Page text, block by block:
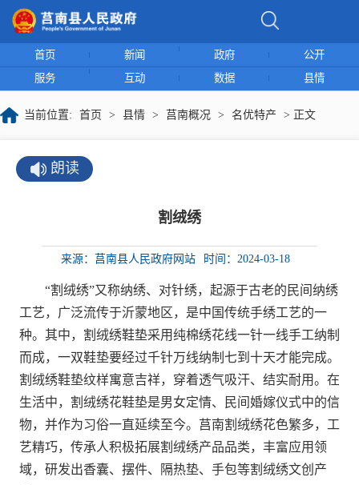
首页 新闻 政府
公开
服务
互动 数据 县情
当前位置: 首页 > 县情 > 莒南概况 > 名优特产 > 正文
朗读
割绒绣
来源：莒南县人民政府网站 时间：2024-03-18
“割绒绣”又称纳绣、对针绣，起源于古老的民间纳绣
工艺，广泛流传于沂蒙地区，是中国传统手绣工艺的一
种。其中，割绒绣鞋垫采用纯棉绣花线一针一线手工纳制
而成，一双鞋垫要经过千针万线纳制七到十天才能完成。
割绒绣鞋垫纹样寓意吉祥，穿着透气吸汗、结实耐用。在
生活中，割绒绣花鞋垫是男女定情、民间婚嫁仪式中的信
物，并作为习俗一直延续至今。莒南割绒绣花色繁多，工
艺精巧，传承人积极拓展割绒绣产品品类，丰富应用领
域，研发出香囊、摆件、隔热垫、手包等割绒绣文创产